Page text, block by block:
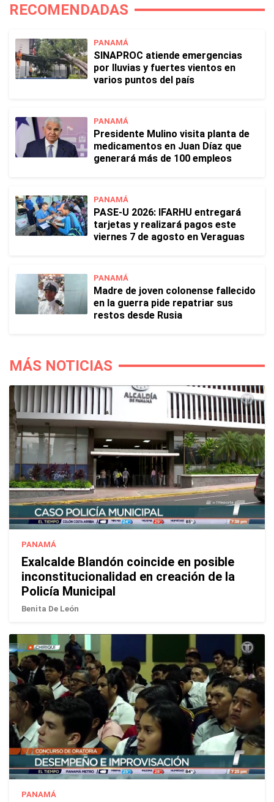
RECOMENDADAS
PANAMÁ
SINAPROC atiende emergencias
por lluvias y fuertes vientos en
varios puntos del país
PANAMÁ
Presidente Mulino visita planta de
medicamentos en Juan Díaz que
generará más de 100 empleos
PANAMÁ
PASE-U 2026: IFARHU entregará
tarjetas y realizará pagos este
viernes 7 de agosto en Veraguas
PANAMÁ
Madre de joven colonense fallecido
en la guerra pide repatriar sus
restos desde Rusia
MÁS NOTICIAS
PANAMÁ
Exalcalde Blandón coincide en posible
inconstitucionalidad en creación de la
Policía Municipal
Benita De León
PANAMÁ